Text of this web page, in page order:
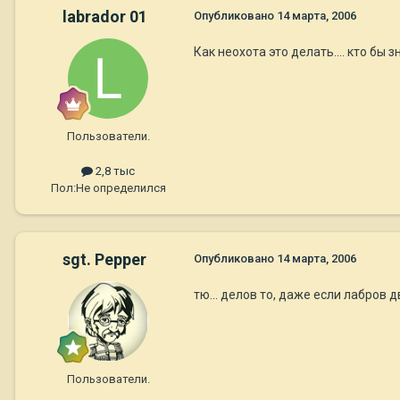
labrador 01
Пользователи.
2,8 тыс
Пол:Не определился
Опубликовано 14 марта, 2006
Как неохота это делать.... кто бы
sgt. Pepper
Пользователи.
Опубликовано 14 марта, 2006
тю... делов то, даже если лабров